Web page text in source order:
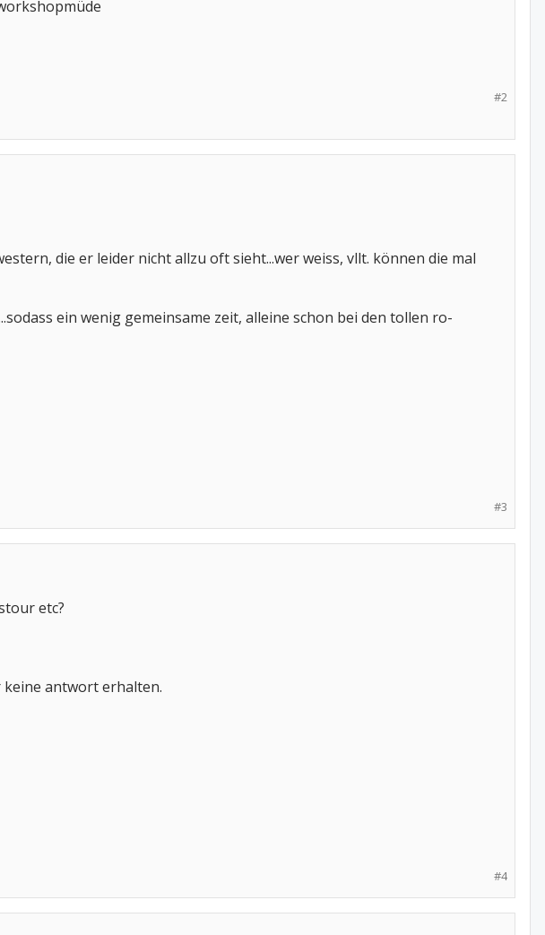
#2
die er leider nicht allzu oft sieht...wer weiss, vllt. können die mal
ein wenig gemeinsame zeit, alleine schon bei den tollen ro-
#3
etc?
antwort erhalten.
#4